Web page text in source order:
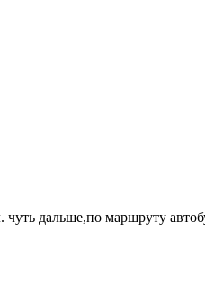
чуть дальше,по маршруту